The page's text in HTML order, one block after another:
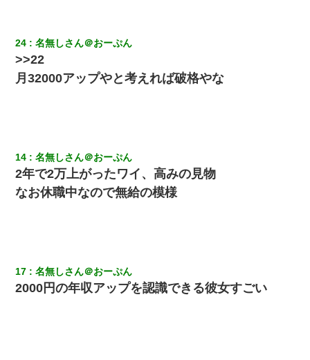
24 名無しさん＠おーぷん
>>22
月32000アップやと考えれば破格やな
14 名無しさん＠おーぷん
2年で2万上がったワイ、高みの見物
なお休職中なので無給の模様
17 名無しさん＠おーぷん
2000円の年収アップを認識できる彼女すごい